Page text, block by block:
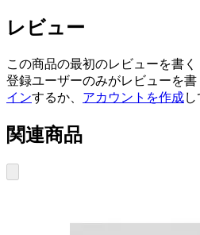
レビュー
この商品の最初のレビューを書く
登録ユーザーのみがレビューを書
インするか、 アカウントを作成
関連商品